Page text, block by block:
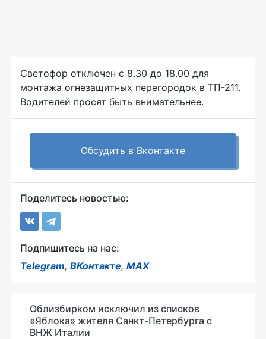
Светофор отключен с 8.30 до 18.00 для
монтажа огнезащитных перегородок в ТП-211.
Водителей просят быть внимательнее.
Обсудить в Вконтакте
Поделитесь новостью:
Подпишитесь на нас:
Telegram, ВКонтакте, MAX
Облизбирком исключил из списков
«Яблока» жителя Санкт-Петербурга с
ВНЖ Италии